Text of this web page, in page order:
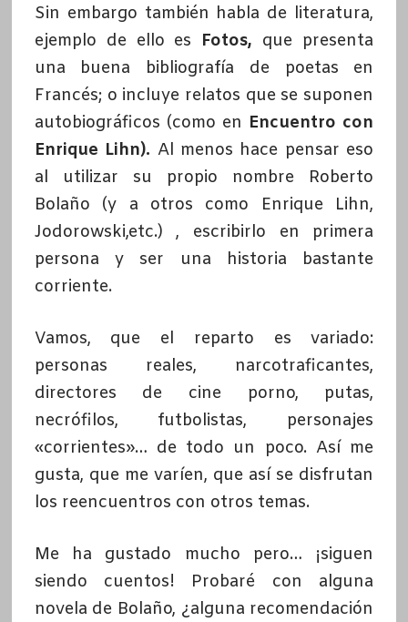
Sin embargo también habla de literatura,
ejemplo de ello es Fotos, que presenta
una buena bibliografía de poetas en
Francés; o incluye relatos que se suponen
autobiográficos (como en Encuentro con
Enrique Lihn). Al menos hace pensar eso
al utilizar su propio nombre Roberto
Bolaño (y a otros como Enrique Lihn,
Jodorowski,etc.) , escribirlo en primera
persona y ser una historia bastante
corriente.
Vamos, que el reparto es variado:
personas reales, narcotraficantes,
directores de cine porno, putas,
necrófilos, futbolistas, personajes
«corrientes»… de todo un poco. Así me
gusta, que me varíen, que así se disfrutan
los reencuentros con otros temas.
Me ha gustado mucho pero… ¡siguen
siendo cuentos! Probaré con alguna
novela de Bolaño, ¿alguna recomendación